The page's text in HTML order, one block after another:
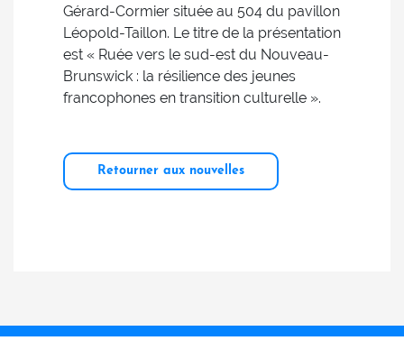
Gérard-Cormier située au 504 du pavillon
Léopold-Taillon. Le titre de la présentation
est « Ruée vers le sud-est du Nouveau-
Brunswick : la résilience des jeunes
francophones en transition culturelle ».
Retourner aux nouvelles